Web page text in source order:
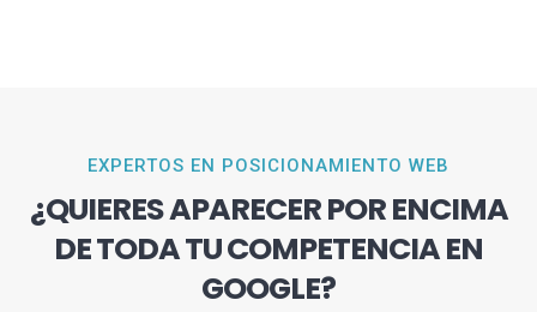
EXPERTOS EN POSICIONAMIENTO WEB
¿QUIERES APARECER POR ENCIMA
DE TODA TU COMPETENCIA EN
GOOGLE?